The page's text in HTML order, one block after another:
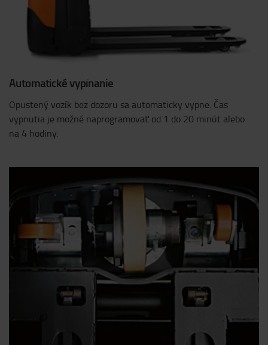
Automatické vypínanie
Opustený vozík bez dozoru sa automaticky vypne. Čas
vypnutia je možné naprogramovať od 1 do 20 minút alebo
na 4 hodiny.